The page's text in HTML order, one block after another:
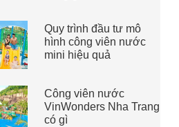
Quy trình đầu tư mô
hình công viên nước
mini hiệu quả
Công viên nước
VinWonders Nha Trang
có gì